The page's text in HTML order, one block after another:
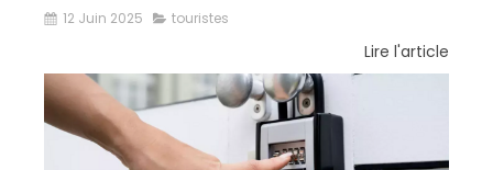
12 Juin 2025 touristes
Lire l'article